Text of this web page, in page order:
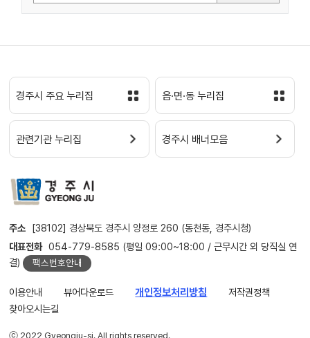
경주시 주요 누리집 읍·면·동 누리집
관련기관 누리집 경주시 배너모음
주소 [38102] 경상북도 경주시 양정로 260 (동천동, 경주시청)
대표전화 054-779-8585 (평일 09:00~18:00 / 근무시간 외 당직실 연
결)
팩스번호안내
이용안내 뷰어다운로드 개인정보처리방침
저작권정책
찾아오시는길
ⓒ 2022 Gyeongju-si. All rights reserved.